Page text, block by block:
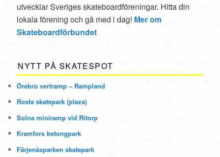
utvecklar Sveriges skateboardföreningar. Hitta din
lokala förening och gå med i dag! Mer om
Skateboardförbundet
NYTT PÅ SKATESPOT
Örebro vertramp – Rampland
Rosta skatepark (plaza)
Solna miniramp vid Ritorp
Kramfors betongpark
Färjenäsparken skatepark